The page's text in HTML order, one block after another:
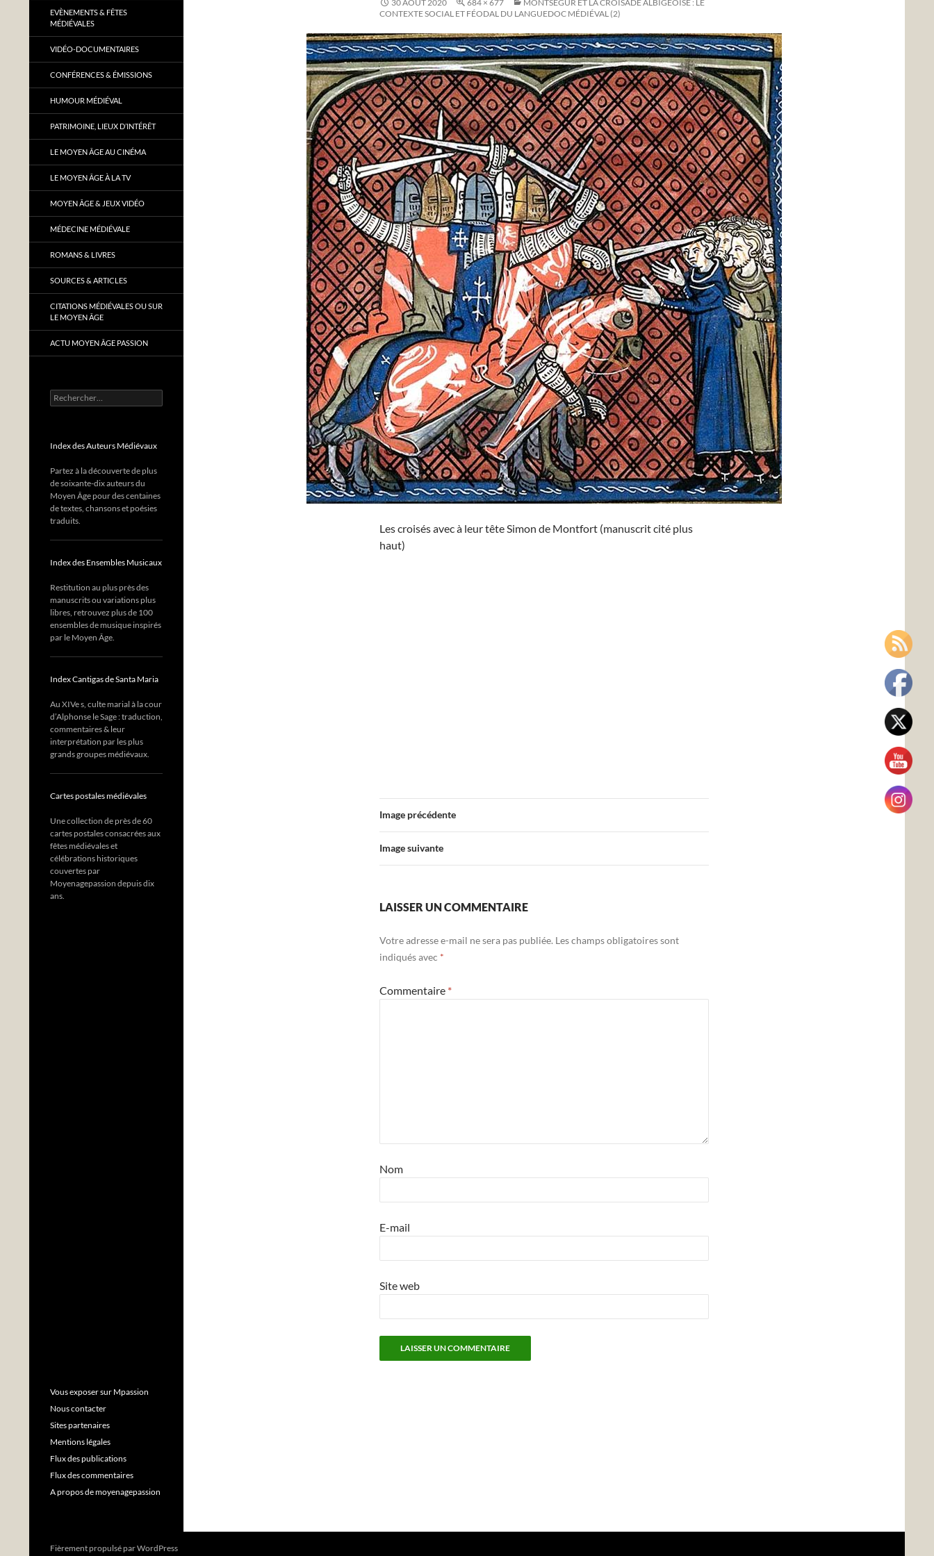
30 AOÛT 2020 684 × 677
MONTSÉGUR ET LA CROISADE ALBIGEOISE : LE
CONTEXTE SOCIAL ET FÉODAL DU LANGUEDOC MÉDIÉVAL (2)
Les croisés avec à leur tête Simon de Montfort (manuscrit cité plus
haut)
Image précédente
Image suivante
LAISSER UN COMMENTAIRE
Votre adresse e-mail ne sera pas publiée. Les champs obligatoires sont
indiqués avec *
Commentaire *
Nom
E-mail
Site web
EVÈNEMENTS & FÊTES
MÉDIÉVALES
VIDÉO-DOCUMENTAIRES
CONFÉRENCES & ÉMISSIONS
HUMOUR MÉDIÉVAL
PATRIMOINE, LIEUX D’INTÉRÊT
LE MOYEN ÂGE AU CINÉMA
LE MOYEN ÂGE À LA TV
MOYEN ÂGE & JEUX VIDÉO
MÉDECINE MÉDIÉVALE
ROMANS & LIVRES
SOURCES & ARTICLES
CITATIONS MÉDIÉVALES OU SUR
LE MOYEN ÂGE
ACTU MOYEN ÂGE PASSION
Rechercher :
Index des Auteurs Médiévaux
Partez à la découverte de plus
de soixante-dix auteurs du
Moyen Âge pour des centaines
de textes, chansons et poésies
traduits.
Index des Ensembles Musicaux
Restitution au plus près des
manuscrits ou variations plus
libres, retrouvez plus de 100
ensembles de musique inspirés
par le Moyen Âge.
Index Cantigas de Santa Maria
Au XIVe s, culte marial à la cour
d’Alphonse le Sage : traduction,
commentaires & leur
interprétation par les plus
grands groupes médiévaux.
Cartes postales médiévales
Une collection de près de 60
cartes postales consacrées aux
fêtes médiévales et
célébrations historiques
couvertes par
Moyenagepassion depuis dix
ans.
Vous exposer sur Mpassion
Nous contacter
Sites partenaires
Mentions légales
Flux des publications
Flux des commentaires
A propos de moyenagepassion
Fièrement propulsé par WordPress